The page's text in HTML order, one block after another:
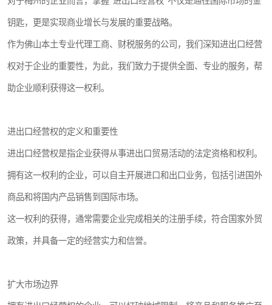
钥匙，更是实现商业增长与发展的重要战略。
作为佛山本土专业代理工商、财税服务的公司，我们深知进出口经营
权对于企业的重要性，为此，我们致力于提供全面、专业的服务，帮
助企业顺利获得这一权利。
进出口经营权的定义和重要性
进出口经营权是指企业获得从事进出口贸易活动的法定资格和权利。
拥有这一权利的企业，可以自主开展进口和出口业务，包括引进国外
商品和将国内产品销售到国际市场。
这一权利的获得，通常需要企业完成相关的注册手续，符合国家外贸
政策，并具备一定的经营实力和信誉。
扩大市场边界